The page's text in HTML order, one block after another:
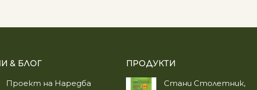
& БЛОГ
Проект на Наредба
ПРОДУКТИ
Стани Столетник,